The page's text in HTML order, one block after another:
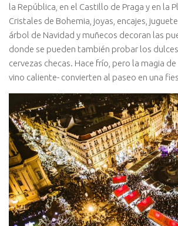
la República, en el Castillo de Praga y en la
Cristales de Bohemia, joyas, encajes,
árbol de Navidad y muñecos decoran las
donde se pueden también probar los
cervezas checas. Hace frío, pero la magia
vino caliente- convierten al paseo en una